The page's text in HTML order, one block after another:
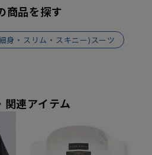
商品を探す
身・スリム・スキニー)スーツ
関連アイテム